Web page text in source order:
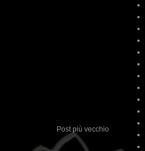
Post più vecchio